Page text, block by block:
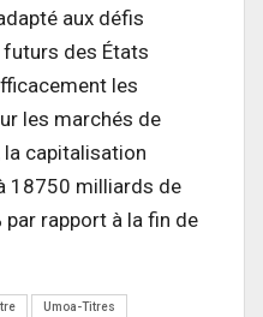
aux défis
des États
les
les marchés de
la capitalisation
18750 milliards de
par rapport à la fin de
Umoa-Titres